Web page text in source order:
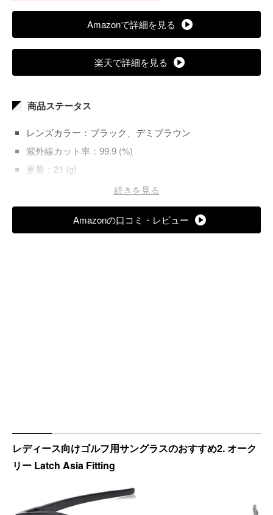
Amazonで詳細を見る
楽天で詳細を見る
商品ステータス
レンズカラー：ブラック、デミブラウン
紫外線カット率：99.9 (%)
重量：21 (g)
続きを見る
Amazonの口コミ・レビュー
レディース向けゴルフ用サングラスのおすすめ2. オーク
リー Latch Asia Fitting